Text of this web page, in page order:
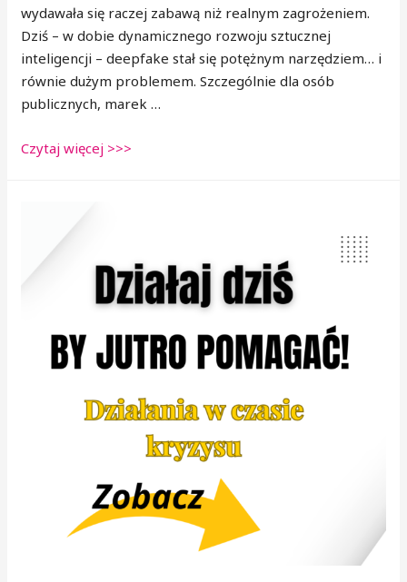
wydawała się raczej zabawą niż realnym zagrożeniem.
Dziś – w dobie dynamicznego rozwoju sztucznej
inteligencji – deepfake stał się potężnym narzędziem… i
równie dużym problemem. Szczególnie dla osób
publicznych, marek …
Czytaj więcej >>>